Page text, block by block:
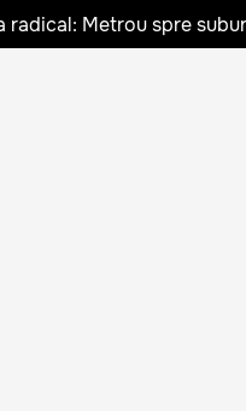
radical: Metrou spre